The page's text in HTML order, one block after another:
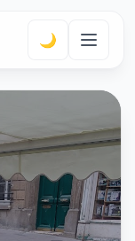
🌙